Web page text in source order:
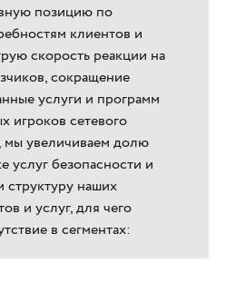
позицию по
клиентов и
скорость реакции на
сокращение
услуги и программ
игроков сетевого
мы увеличиваем долю
услуг безопасности и
наших
и услуг, для чего
в сегментах: